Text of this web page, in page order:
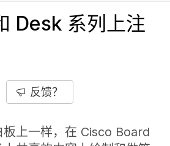
Desk 系列上注
反馈？
板上一样，在 Cisco Board